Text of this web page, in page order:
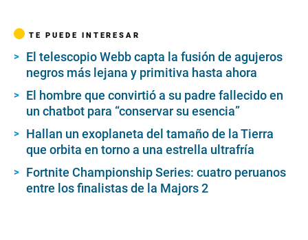
TE PUEDE INTERESAR
El telescopio Webb capta la fusión de agujeros
negros más lejana y primitiva hasta ahora
El hombre que convirtió a su padre fallecido en
un chatbot para “conservar su esencia”
Hallan un exoplaneta del tamaño de la Tierra
que orbita en torno a una estrella ultrafría
Fortnite Championship Series: cuatro peruanos
entre los finalistas de la Majors 2